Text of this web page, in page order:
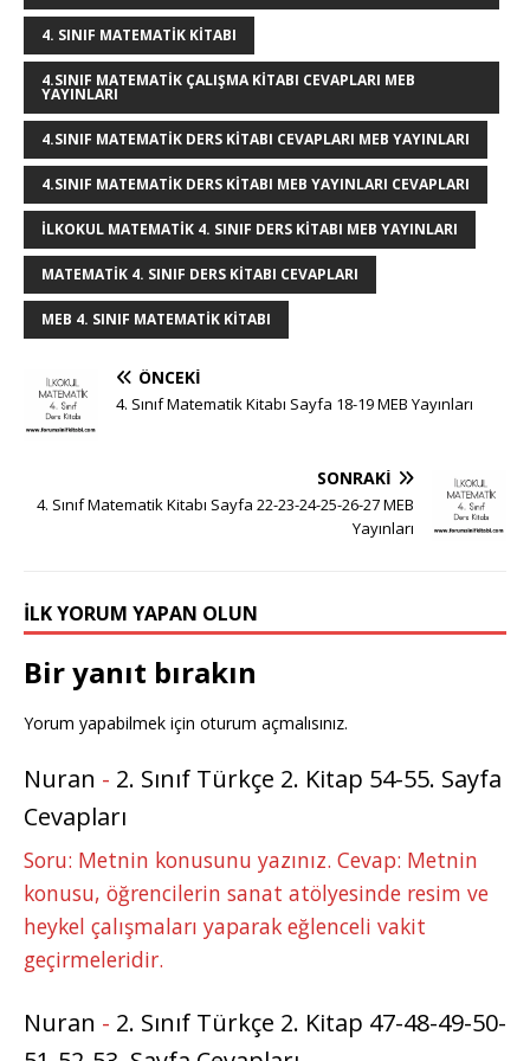
o
k r
4. SINIF MATEMATIK KITABI
4.SINIF MATEMATIK ÇALIŞMA KITABI CEVAPLARI MEB
YAYINLARI
4.SINIF MATEMATIK DERS KITABI CEVAPLARI MEB YAYINLARI
4.SINIF MATEMATIK DERS KITABI MEB YAYINLARI CEVAPLARI
ILKOKUL MATEMATIK 4. SINIF DERS KITABI MEB YAYINLARI
MATEMATIK 4. SINIF DERS KITABI CEVAPLARI
MEB 4. SINIF MATEMATIK KITABI
ÖNCEKI
4. Sınıf Matematik Kitabı Sayfa 18-19 MEB Yayınları
SONRAKI
4. Sınıf Matematik Kitabı Sayfa 22-23-24-25-26-27 MEB
Yayınları
İLK YORUM YAPAN OLUN
Bir yanıt bırakın
Yorum yapabilmek için oturum açmalısınız.
Nuran - 2. Sınıf Türkçe 2. Kitap 54-55. Sayfa
Cevapları
Soru: Metnin konusunu yazınız. Cevap: Metnin
konusu, öğrencilerin sanat atölyesinde resim ve
heykel çalışmaları yaparak eğlenceli vakit
geçirmeleridir.
Nuran - 2. Sınıf Türkçe 2. Kitap 47-48-49-50-